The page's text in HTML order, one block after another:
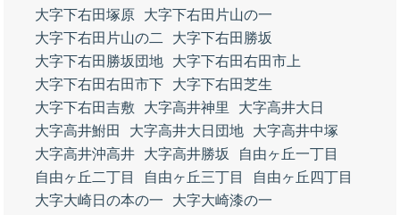
大字下右田塚原
大字下右田片山の一
大字下右田片山の二
大字下右田勝坂
大字下右田勝坂団地
大字下右田右田市上
大字下右田右田市下
大字下右田芝生
大字下右田吉敷
大字高井神里
大字高井大日
大字高井鮒田
大字高井大日団地
大字高井中塚
大字高井沖高井
大字高井勝坂
自由ヶ丘一丁目
自由ヶ丘二丁目
自由ヶ丘三丁目
自由ヶ丘四丁目
大字大崎日の本の一
大字大崎漆の一